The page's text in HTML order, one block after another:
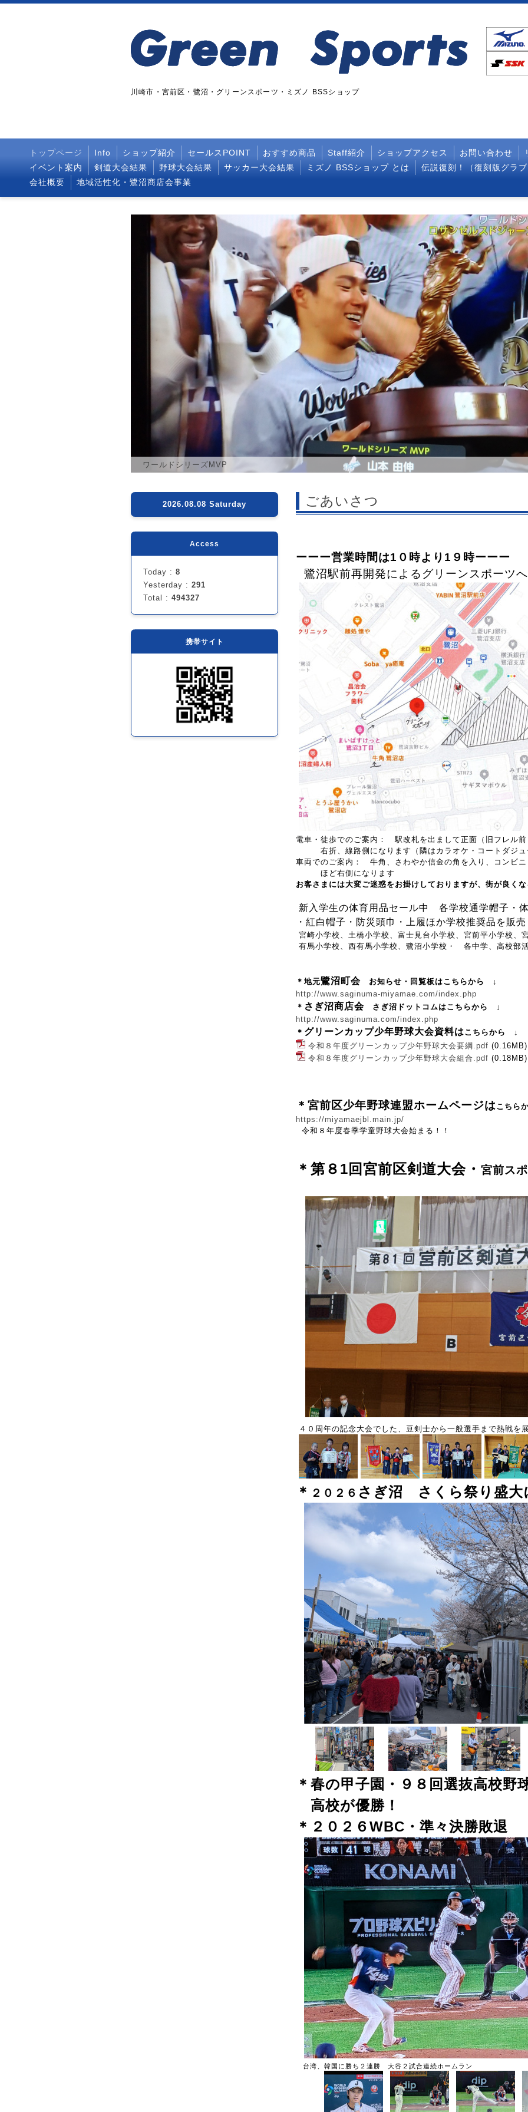
川崎市・宮前区・鷺沼・グリーンスポーツ・ミズノ BSSショップ
トップページ Info ショップ紹介 セールスPOINT おすすめ商品 Staff紹介 ショップアクセス お問い合わせ
イベント案内
剣道大会結果 野球大会結果 サッカー大会結果 ミズノ BSSショップ とは
伝説復刻！（復刻版グラ
会社概要
地域活性化・鷺沼商店会事業
ワールドシリーズMVP
ごあいさつ
ーーー営業時間は1０時より1９時ーーー
鷺沼駅前再開発によるグリーンスポーツ
電車・徒歩でのご案内： 駅改札を出まして正面（旧フレル
右折、線路側になります（隣はカラオケ・コートダジュ
車両でのご案内： 牛角、さわやか信金の角を入り、コンビ
ほど右側になります
お客さまには大変ご迷惑をお掛けしておりますが、街が良く
新入学生の体育用品セール中 各学校通学帽子・
・紅白帽子・防災頭巾・上履ほか学校推奨品を販
宮崎小学校、土橋小学校、富士見台小学校、宮前平小学校、
有馬小学校、西有馬小学校、鷺沼小学校・ 各中学、高校部
＊地元鷺沼町会 お知らせ・回覧板はこちらから ↓
http://www.saginuma-miyamae.com/index.php
＊ さぎ沼商店会 さぎ沼ドットコムはこちらから ↓
http://www.saginuma.com/index.php
＊ グリーンカップ少年野球大会資料は こちらから ↓
令和８年度グリーンカップ少年野球大会要綱.pdf (0.16MB)
令和８年度グリーンカップ少年野球大会組合.pdf (0.18MB)
＊宮前区少年野球連盟ホームページは こちら
https://miyamaejbl.main.jp/
令和８年度春季学童野球大会始まる！！
＊第８1回宮前区剣道大会・ 宮前ス
４０周年の記念大会でした、豆剣士から一般選手まで熱戦を
＊ ２０２６ さぎ沼 さくら祭り盛大
＊春の甲子園・９８回選抜高校野
高校が優勝！
＊２０２６WBC・準々決勝敗退
台湾、韓国に勝ち２連勝 大谷２試合連続ホームラン
2026.08.08 Saturday
Access
Today : 8
Yesterday : 291
Total : 494327
携帯サイト